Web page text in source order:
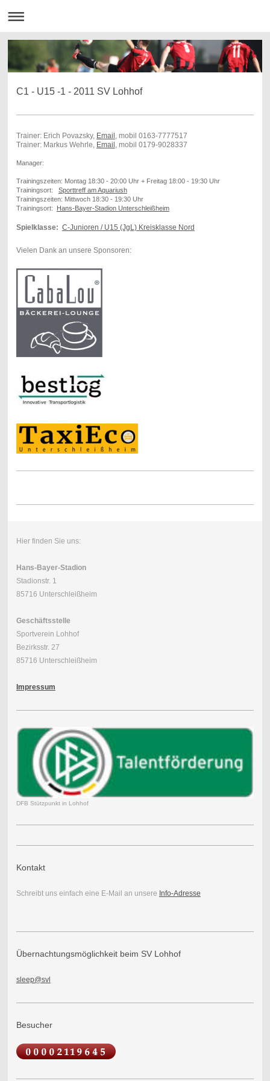
C1 - U15 -1 - 2011 SV Lohhof
Trainer: Erich Povazsky, Email , mobil 0163-7777517
Trainer: Markus Wehrle, Email , mobil 0179-9028337
Manager:
Trainingszeiten: Montag 18:30 - 20:00 Uhr + Freitag 18:00 - 19:30 Uhr
Trainingsort: Sporttreff am Aquariush
Trainingszeiten: Mittwoch 18:30 - 19:30 Uhr
Trainingsort:
Hans-Bayer-Stadion Unterschleißheim
Spielklasse: C-Junioren / U15 (JgL) Kreisklasse Nord
Vielen Dank an unsere Sponsoren:
Hier finden Sie uns:
Hans-Bayer-Stadion
Stadionstr. 1
85716 Unterschleißheim
Geschäftsstelle
Sportverein Lohhof
Bezirksstr. 27
85716 Unterschleißheim
Impressum
DFB Stützpunkt in Lohhof
Kontakt
Schreibt uns einfach eine E-Mail an unsere Info-Adresse
Übernachtungsmöglichkeit beim SV Lohhof
sleep@svl
Besucher